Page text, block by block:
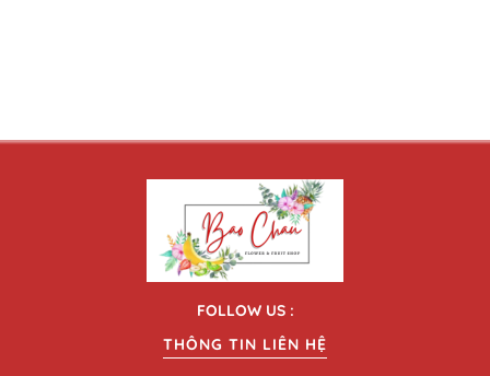
FOLLOW US :
THÔNG TIN LIÊN HỆ